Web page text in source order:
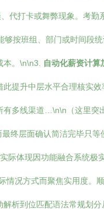
代打卡或舞弊现象。考
够按班组、部门或时间段
。\n\n3. 自动化薪资计算
提升中层水平合理核实
多线渠道…\n\n（这里突
终层面确认简洁完毕只
际体现因功能融合系统极
况方式而聚焦实用度。
析到位匹配语法常规划